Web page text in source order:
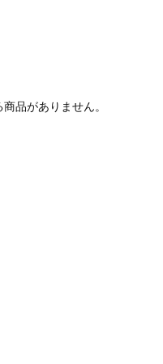
品がありません。